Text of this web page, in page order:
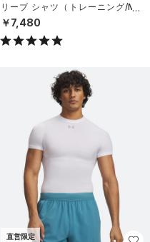
リーブ シャツ（トレーニング/ME
N）
￥7,480
直営限定